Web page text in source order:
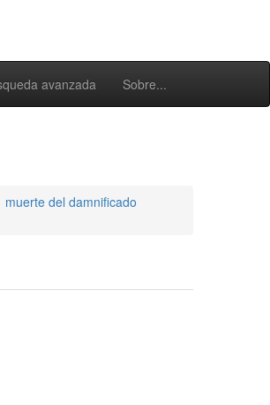
avanzada Sobre...
muerte del damnificado